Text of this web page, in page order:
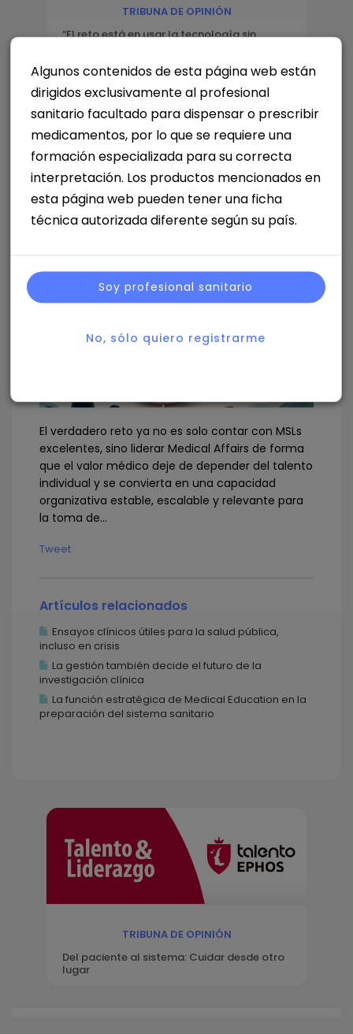
TRIBUNA DE OPINIÓN
“El reto está en usar la tecnología sin
Artículo Recursos Humanos
AGOSTO DE 2026
Del MSL estratégico al Medical Affairs
como decision engine: liderazgo,
Por Martina Riosalido. Fundadora. MSL Expert & Mentoring
| Método MARIPOSA.
El verdadero reto ya no es solo contar con MSLs
excelentes, sino liderar Medical Affairs de forma
que el valor médico deje de depender del talento
individual y se convierta en una capacidad
organizativa estable, escalable y relevante para
la toma de...
Tweet
Artículos relacionados
Ensayos clínicos útiles para la salud pública,
incluso en crisis
La gestión también decide el futuro de la
investigación clínica
La función estratégica de Medical Education en la
preparación del sistema sanitario
TRIBUNA DE OPINIÓN
Del paciente al sistema: Cuidar desde otro
lugar
Algunos contenidos de esta página web están
dirigidos exclusivamente al profesional
sanitario facultado para dispensar o prescribir
medicamentos, por lo que se requiere una
formación especializada para su correcta
interpretación. Los productos mencionados en
esta página web pueden tener una ficha
técnica autorizada diferente según su país.
Soy profesional sanitario
No, sólo quiero registrarme